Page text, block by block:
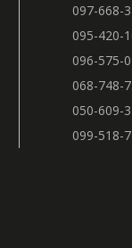
097-668-
095-420-
096-575-
068-748-
050-609-
099-518-